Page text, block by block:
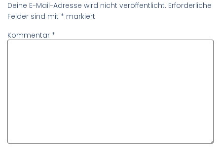
Deine E-Mail-Adresse wird nicht veröffentlicht. Erforderliche
Felder sind mit * markiert
Kommentar *